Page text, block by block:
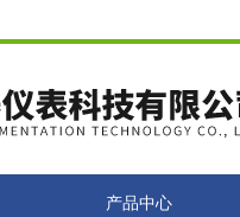
产品中心